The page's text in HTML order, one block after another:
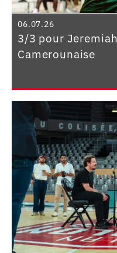
06.07.26
3/3 pour
Camerounaise